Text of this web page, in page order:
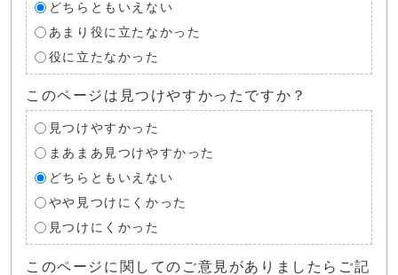
どちらともいえない
あまり役に立たなかった
役に立たなかった
このページは見つけやすかったですか？
見つけやすかった
まあまあ見つけやすかった
どちらともいえない
やや見つけにくかった
見つけにくかった
このページに関してのご意見がありましたらご記